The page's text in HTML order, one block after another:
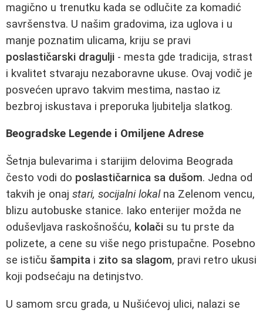
magično u trenutku kada se odlučite za komadić
savršenstva. U našim gradovima, iza uglova i u
manje poznatim ulicama, kriju se pravi
poslastičarski dragulji - mesta gde tradicija, strast
i kvalitet stvaraju nezaboravne ukuse. Ovaj vodič je
posvećen upravo takvim mestima, nastao iz
bezbroj iskustava i preporuka ljubitelja slatkog.
Beogradske Legende i Omiljene Adrese
Šetnja bulevarima i starijim delovima Beograda
često vodi do poslastičarnica sa dušom. Jedna od
takvih je onaj stari, socijalni lokalna Zelenom vencu,
blizu autobuske stanice. Iako enterijer možda ne
oduševljava raskošnošću, kolači su tu prste da
polizete, a cene su više nego pristupačne. Posebno
se ističu šampita i zito sa slagom, pravi retro ukusi
koji podsećaju na detinjstvo.
U samom srcu grada, u Nušićevoj ulici, nalazi se